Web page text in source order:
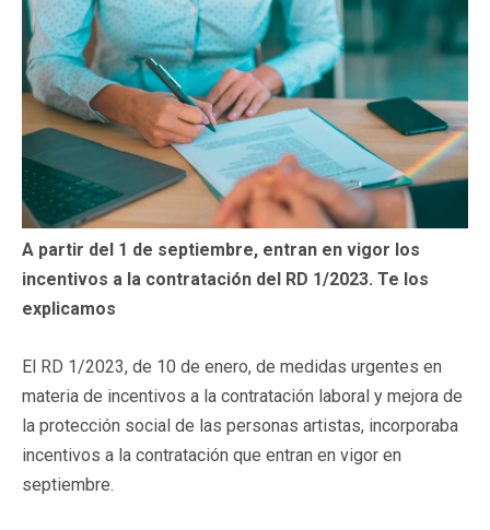
A partir del 1 de septiembre, entran en vigor los
incentivos a la contratación del RD 1/2023. Te los
explicamos
El RD 1/2023, de 10 de enero, de medidas urgentes en
materia de incentivos a la contratación laboral y mejora de
la protección social de las personas artistas, incorporaba
incentivos a la contratación que entran en vigor en
septiembre.